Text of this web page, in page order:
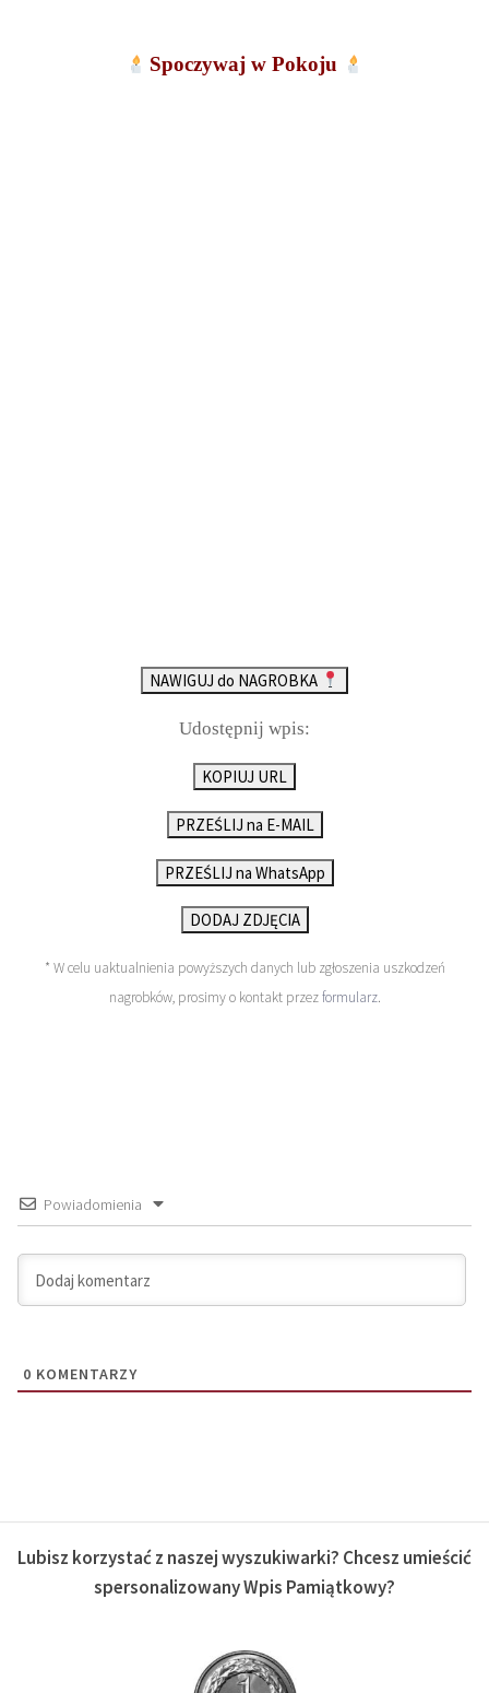
Spoczywaj w Pokoju
NAWIGUJ do NAGROBKA
Udostępnij wpis:
KOPIUJ URL
PRZEŚLIJ na E-MAIL
PRZEŚLIJ na WhatsApp
DODAJ ZDJĘCIA
* W celu uaktualnienia powyższych danych lub zgłoszenia uszkodzeń
nagrobków, prosimy o kontakt przezformularz.
Powiadomienia
0 KOMENTARZY
Lubisz korzystać z naszej wyszukiwarki? Chcesz umieścić
spersonalizowany Wpis Pamiątkowy?